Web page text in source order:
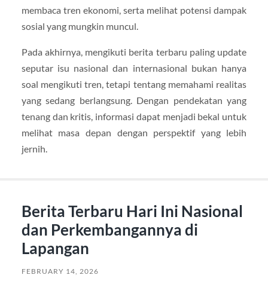
membaca tren ekonomi, serta melihat potensi dampak
sosial yang mungkin muncul.
Pada akhirnya, mengikuti berita terbaru paling update
seputar isu nasional dan internasional bukan hanya
soal mengikuti tren, tetapi tentang memahami realitas
yang sedang berlangsung. Dengan pendekatan yang
tenang dan kritis, informasi dapat menjadi bekal untuk
melihat masa depan dengan perspektif yang lebih
jernih.
Berita Terbaru Hari Ini Nasional
dan Perkembangannya di
Lapangan
FEBRUARY 14, 2026